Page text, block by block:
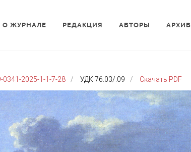
О ЖУРНАЛЕ РЕДАКЦИЯ АВТОРЫ АРХИВ
0341-2025-1-1-7-28 УДК 76.03/.09 Скачать PDF